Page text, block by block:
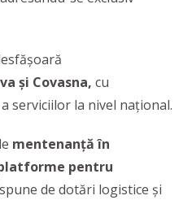
și Covasna, cu
serviciilor la nivel național.
mentenanță în
pentru
de dotări logistice și